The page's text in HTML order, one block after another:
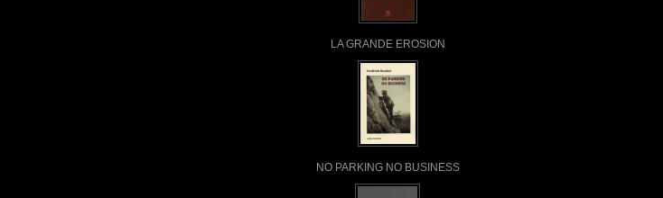
LA GRANDE EROSION
NO PARKING NO BUSINESS